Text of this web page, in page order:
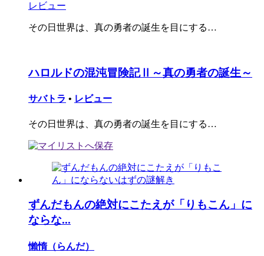
レビュー
その日世界は、真の勇者の誕生を目にする…
ハロルドの混沌冒険記Ⅱ～真の勇者の誕生～
サバトラ • レビュー
その日世界は、真の勇者の誕生を目にする…
ずんだもんの絶対にこたえが「りもこん」に
ならな...
懶惰（らんだ）